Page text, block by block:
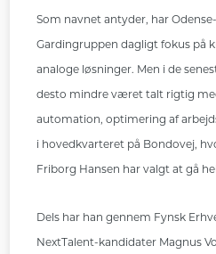
Som navnet antyder, har
Gardingruppen dagligt fokus på
analoge løsninger. Men i de
desto mindre været talt rigtig
automation, optimering af
i hovedkvarteret på Bondovej,
Friborg Hansen har valgt at gå
Dels har han gennem Fynsk
NextTalent-kandidater Magnus